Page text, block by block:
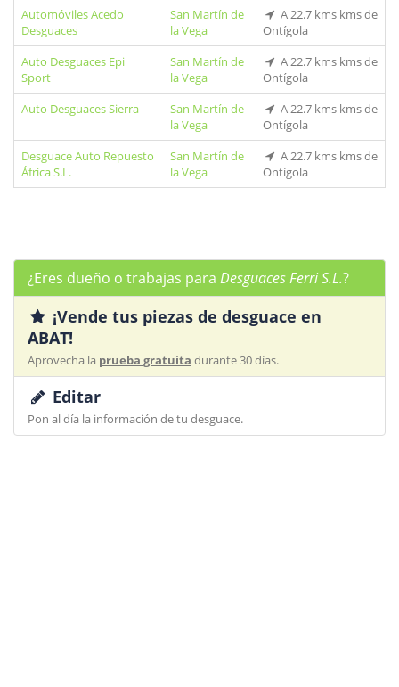
Automóviles Acedo
Desguaces
San Martín de
la Vega
A 22.7 kms kms de
Ontígola
Auto Desguaces Epi
Sport
San Martín de
la Vega
A 22.7 kms kms de
Ontígola
Auto Desguaces Sierra
San Martín de
la Vega
A 22.7 kms kms de
Ontígola
Desguace Auto Repuesto
África S.L.
San Martín de
la Vega
A 22.7 kms kms de
Ontígola
¿Eres dueño o trabajas para Desguaces Ferri S.L.?
¡Vende tus piezas de desguace en
ABAT!
Aprovecha la prueba gratuita durante 30 días.
Editar
Pon al día la información de tu desguace.